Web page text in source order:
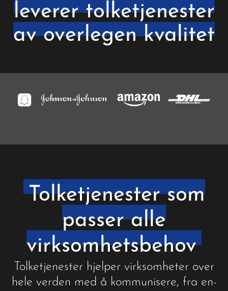
leverer tolketjenester
av overlegen kvalitet
Tolketjenester som
passer alle
virksomhetsbehov
Tolketjenester hjelper virksomheter over
hele verden med å kommunisere, fra en-